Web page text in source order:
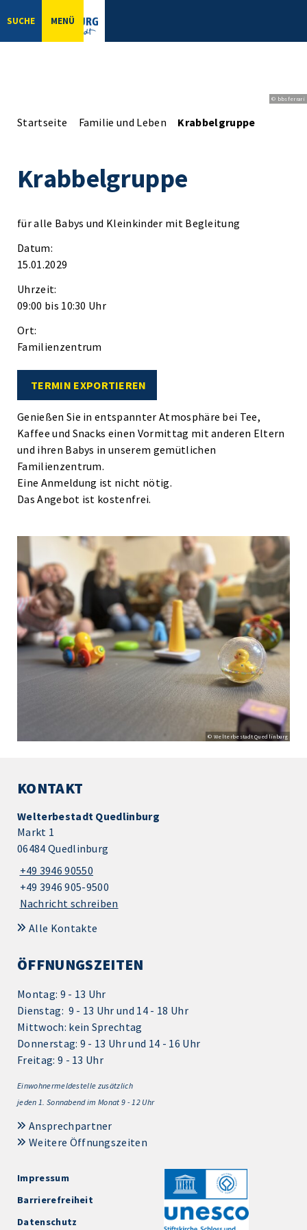
SUCHE MENÜ
© bbsferrari
Startseite Familie und Leben Krabbelgruppe
Krabbelgruppe
für alle Babys und Kleinkinder mit Begleitung
Datum:
15.01.2029
Uhrzeit:
09:00 bis 10:30 Uhr
Ort:
Familienzentrum
TERMIN EXPORTIEREN
Genießen Sie in entspannter Atmosphäre bei Tee,
Kaffee und Snacks einen Vormittag mit anderen Eltern
und ihren Babys in unserem gemütlichen
Familienzentrum.
Eine Anmeldung ist nicht nötig.
Das Angebot ist kostenfrei.
© Welterbestadt Quedlinburg
KONTAKT
Welterbestadt Quedlinburg
Markt 1
06484 Quedlinburg
+49 3946 90550
+49 3946 905-9500
Nachricht schreiben
Alle Kontakte
ÖFFNUNGSZEITEN
Montag: 9 - 13 Uhr
Dienstag: 9 - 13 Uhr und 14 - 18 Uhr
Mittwoch: kein Sprechtag
Donnerstag: 9 - 13 Uhr und 14 - 16 Uhr
Freitag: 9 - 13 Uhr
Einwohnermeldestelle zusätzlich
jeden 1. Sonnabend im Monat 9 - 12 Uhr
Ansprechpartner
Weitere Öffnungszeiten
Impressum
Barrierefreiheit
Datenschutz